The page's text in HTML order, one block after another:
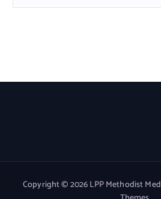
Copyright © 2026 LPP Methodist